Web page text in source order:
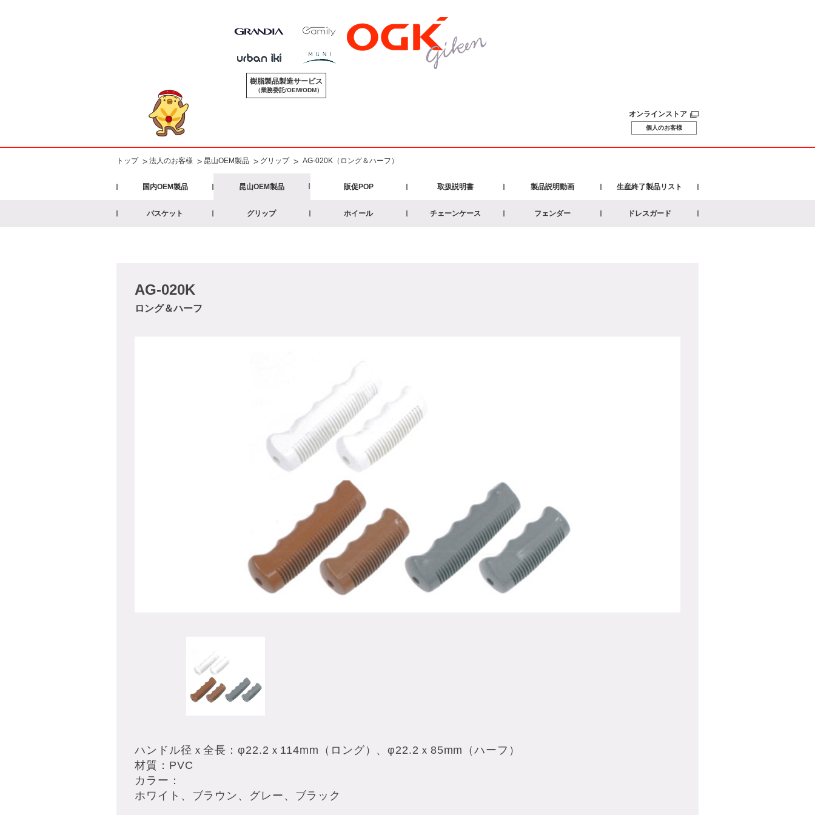
樹脂製品製造サービス
（業務委託/OEM/ODM）
オンラインストア
個人のお客様
トップ > 法人のお客様 > 昆山OEM製品 > グリップ > AG-020K（ロング＆ハーフ）
国内OEM製品 昆山OEM製品 販促POP 取扱説明書 製品説明動画 生産終了製品リスト
バスケット グリップ ホイール チェーンケース フェンダー ドレスガード
AG-020K
ロング＆ハーフ
ハンドル径ｘ全長：φ22.2ｘ114mm（ロング）、φ22.2ｘ85mm（ハーフ）
材質：PVC
カラー：
ホワイト、ブラウン、グレー、ブラック